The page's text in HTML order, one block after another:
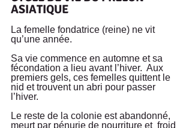
ASIATIQUE
La femelle fondatrice (reine) ne vit
qu’une année.
Sa vie commence en automne et sa
fécondation a lieu avant l’hiver.  Aux
premiers gels, ces femelles quittent le
nid et trouvent un abri pour passer
l’hiver.
Le reste de la colonie est abandonné,
meurt par pénurie de nourriture et  froid